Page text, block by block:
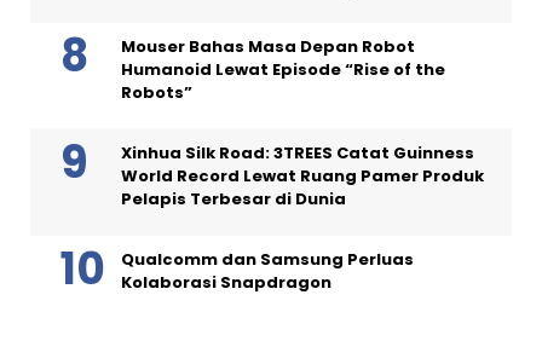
Mouser Bahas Masa Depan Robot
Humanoid Lewat Episode “Rise of the
Robots”
Xinhua Silk Road: 3TREES Catat Guinness
World Record Lewat Ruang Pamer Produk
Pelapis Terbesar di Dunia
Qualcomm dan Samsung Perluas
Kolaborasi Snapdragon